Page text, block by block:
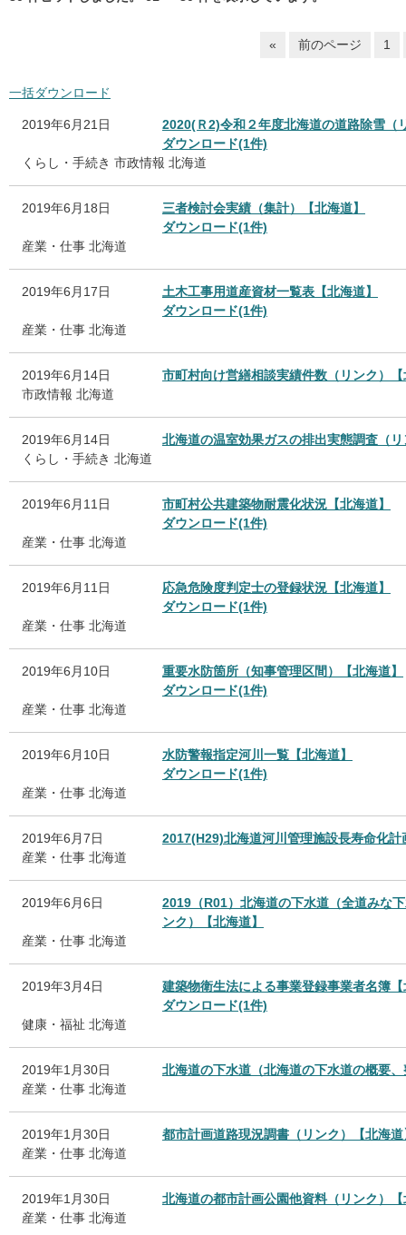
« 前のページ 1
一括ダウンロード
2019年6月21日
2020(Ｒ2)令和２年度北海道の道路除雪（
ダウンロード(1件)
くらし・手続き 市政情報 北海道
2019年6月18日
三者検討会実績（集計）【北海道】
ダウンロード(1件)
産業・仕事 北海道
2019年6月17日
土木工事用道産資材一覧表【北海道】
ダウンロード(1件)
産業・仕事 北海道
2019年6月14日
市町村向け営繕相談実績件数（リンク）
市政情報 北海道
2019年6月14日
北海道の温室効果ガスの排出実態調査（
くらし・手続き 北海道
2019年6月11日
市町村公共建築物耐震化状況【北海道】
ダウンロード(1件)
産業・仕事 北海道
2019年6月11日
応急危険度判定士の登録状況【北海道】
ダウンロード(1件)
産業・仕事 北海道
2019年6月10日
重要水防箇所（知事管理区間）【北海道】
ダウンロード(1件)
産業・仕事 北海道
2019年6月10日
水防警報指定河川一覧【北海道】
ダウンロード(1件)
産業・仕事 北海道
2019年6月7日
2017(H29)北海道河川管理施設長寿命化
産業・仕事 北海道
2019年6月6日
2019（R01）北海道の下水道（全道みな
ンク）【北海道】
産業・仕事 北海道
2019年3月4日
建築物衛生法による事業登録事業者名簿
ダウンロード(1件)
健康・福祉 北海道
2019年1月30日
北海道の下水道（北海道の下水道の概要
産業・仕事 北海道
2019年1月30日
都市計画道路現況調書（リンク）【北海道
産業・仕事 北海道
2019年1月30日
北海道の都市計画公園他資料（リンク）
産業・仕事 北海道